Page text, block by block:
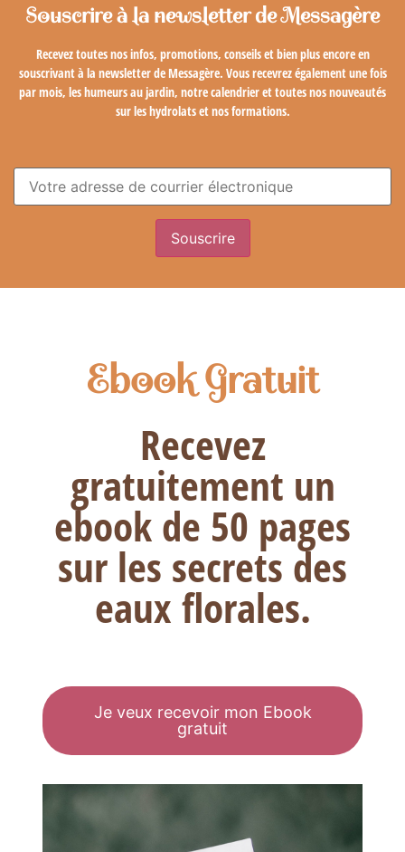
Souscrire à la newsletter de Messagère
Recevez toutes nos infos, promotions, conseils et bien plus encore en
souscrivant à la newsletter de Messagère. Vous recevrez également une fois
par mois, les humeurs au jardin, notre calendrier et toutes nos nouveautés
sur les hydrolats et nos formations.
Ebook Gratuit
Recevez
gratuitement un
ebook de 50 pages
sur les secrets des
eaux florales.
Je veux recevoir mon Ebook
gratuit